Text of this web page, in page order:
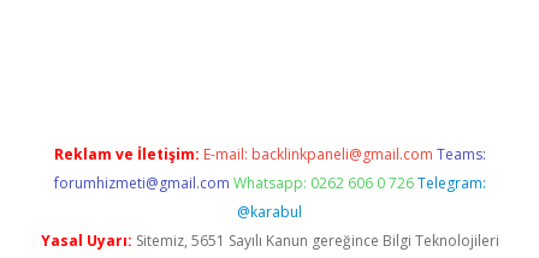
Reklam ve İletişim: E-mail: backlinkpaneli@gmail.com Teams:
forumhizmeti@gmail.com Whatsapp: 0262 606 0 726 Telegram:
@karabul
Yasal Uyarı: Sitemiz, 5651 Sayılı Kanun gereğince Bilgi Teknolojileri